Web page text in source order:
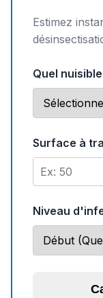
Estimez
Quel
Surface à
Niveau